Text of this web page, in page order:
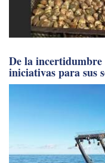
De la
iniciativas para sus